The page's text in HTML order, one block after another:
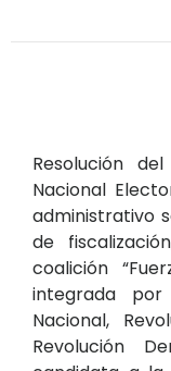
Resolución
Nacional
administrativo
de
coalición
integrada
Nacional,
Revolución